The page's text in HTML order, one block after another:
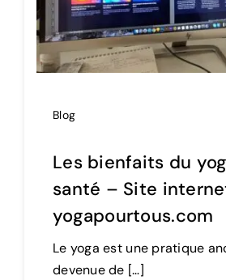
Blog
Les bienfaits du
santé – Site
yogapourtous.com
Le yoga est une pratique
devenue de […]